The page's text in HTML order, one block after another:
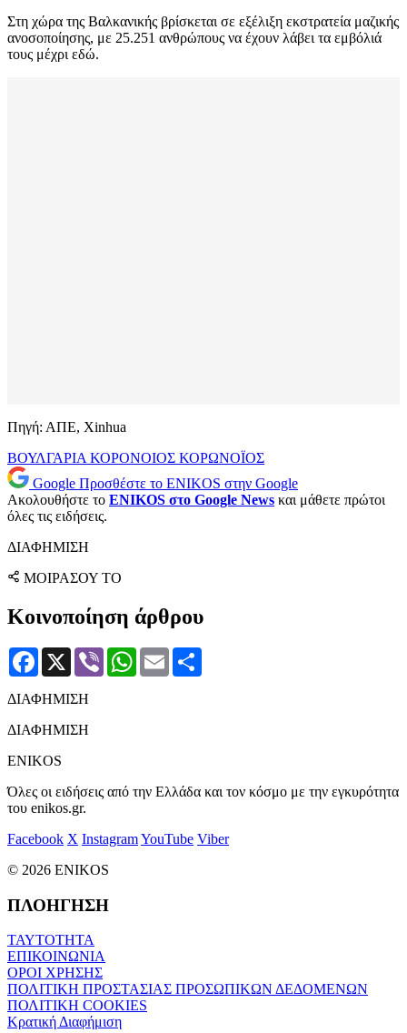
Στη χώρα της Βαλκανικής βρίσκεται σε εξέλιξη εκστρατεία μαζικής
ανοσοποίησης, με 25.251 ανθρώπους να έχουν λάβει τα εμβόλιά
τους μέχρι εδώ.
Πηγή: ΑΠΕ, Xinhua
ΒΟΥΛΓΑΡΙΑ ΚΟΡΟΝΟΙΟΣ ΚΟΡΩΝΟΪΟΣ
Google Προσθέστε το ENIKOS στην Google
Ακολουθήστε το ENIKOS στο Google News και μάθετε πρώτοι
όλες τις ειδήσεις.
ΔΙΑΦΗΜΙΣΗ
ΜΟΙΡΑΣΟΥ ΤΟ
Κοινοποίηση άρθρου
Facebook
X Viber WhatsApp
Email
ΔΙΑΦΗΜΙΣΗ
ΔΙΑΦΗΜΙΣΗ
ENIKOS
Όλες οι ειδήσεις από την Ελλάδα και τον κόσμο με την εγκυρότητα
του enikos.gr.
Facebook X InstagramYouTube Viber
© 2026 ENIKOS
ΠΛΟΗΓΗΣΗ
ΤΑΥΤΟΤΗΤΑ
ΕΠΙΚΟΙΝΩΝΙΑ
ΟΡΟΙ ΧΡΗΣΗΣ
ΠΟΛΙΤΙΚΗ ΠΡΟΣΤΑΣΙΑΣ ΠΡΟΣΩΠΙΚΩΝ ΔΕΔΟΜΕΝΩΝ
ΠΟΛΙΤΙΚΗ COOKIES
Κρατική Διαφήμιση